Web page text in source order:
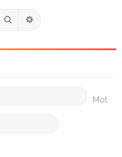
Rechercher
Mot